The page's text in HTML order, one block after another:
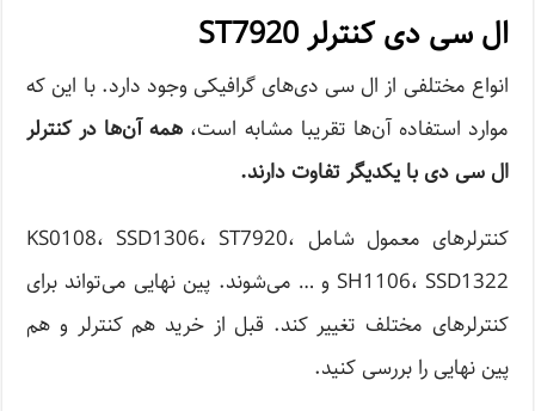
ال سی دی کنترلر ST7920
انواع مختلفی از ال سی دی‌های گرافیکی وجود دارد. با این که
موارد استفاده آن‌ها تقریبا مشابه است، همه آن‌ها در کنترلر
ال سی دی با یکدیگر تفاوت دارند.
کنترلرهای معمول شامل KS0108، SSD1306، ST7920،
SH1106، SSD1322 و … می‌شوند. پین نهایی می‌تواند برای
کنترلرهای مختلف تغییر کند. قبل از خرید هم کنترلر و هم
پین نهایی را بررسی کنید.